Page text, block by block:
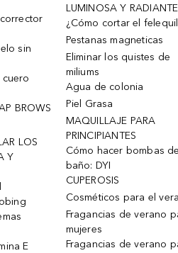
sin
cuero
BROWS
LOS
Y
E
LUMINOSA Y RADIANTE
¿Cómo cortar el
Pestanas magneticas
Eliminar los quistes de
miliums
Agua de colonia
Piel Grasa
MAQUILLAJE PARA
PRINCIPIANTES
Cómo hacer bombas de
baño: DYI
CUPEROSIS
Cosméticos para el
Fragancias de verano
mujeres
Fragancias de verano